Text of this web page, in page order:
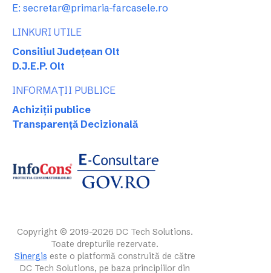
E: secretar@primaria-farcasele.ro
LINKURI UTILE
Consiliul Județean Olt
D.J.E.P. Olt
INFORMAȚII PUBLICE
Achiziții publice
Transparență Decizională
Copyright © 2019-2026 DC Tech Solutions.
Toate drepturile rezervate.
Sinergis este o platformă construită de către
DC Tech Solutions, pe baza principiilor din